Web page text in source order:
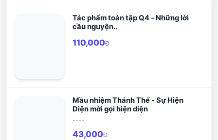
Tác phẩm toàn tập Q4 - Những lời
cầu nguyện..
110,000Đ
Mầu nhiệm Thánh Thể - Sự Hiện
Diện mời gọi hiện diện
----
43,000Đ